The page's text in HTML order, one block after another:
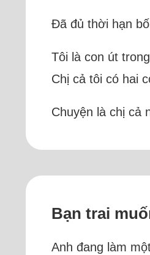
Đã đủ thời hạn
Tôi là con út
Chị cả tôi có hai
Chuyện là chị cả
Bạn trai
Anh đang làm